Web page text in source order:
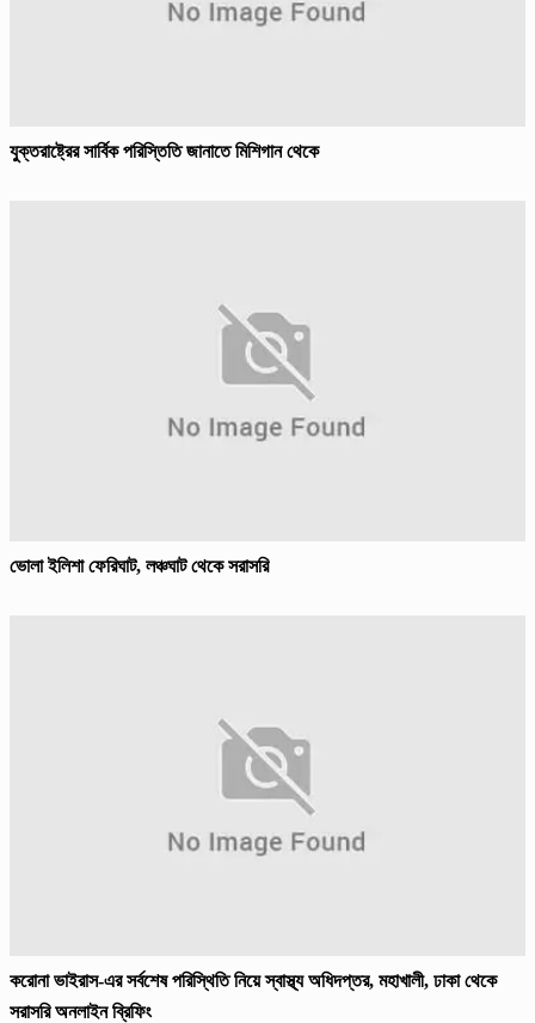
যুক্তরাষ্ট্রের সার্বিক পরিস্তিতি জানাতে মিশিগান থেকে
ভোলা ইলিশা ফেরিঘাট, লঞ্চঘাট থেকে সরাসরি
করোনা ভাইরাস-এর সর্বশেষ পরিস্থিতি নিয়ে স্বাস্থ্য অধিদপ্তর, মহাখালী, ঢাকা থেকে
সরাসরি অনলাইন ব্রিফিং